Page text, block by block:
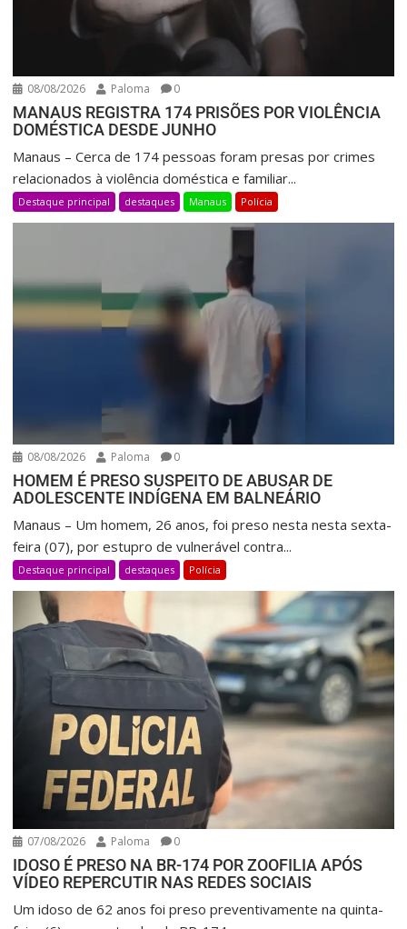
08/08/2026 Paloma 0
MANAUS REGISTRA 174 PRISÕES POR VIOLÊNCIA
DOMÉSTICA DESDE JUNHO
Manaus – Cerca de 174 pessoas foram presas por crimes
relacionados à violência doméstica e familiar...
Destaque principal destaques Manaus Polícia
08/08/2026 Paloma 0
HOMEM É PRESO SUSPEITO DE ABUSAR DE
ADOLESCENTE INDÍGENA EM BALNEÁRIO
Manaus – Um homem, 26 anos, foi preso nesta nesta sexta-
feira (07), por estupro de vulnerável contra...
Destaque principal destaques Polícia
07/08/2026 Paloma 0
IDOSO É PRESO NA BR-174 POR ZOOFILIA APÓS
VÍDEO REPERCUTIR NAS REDES SOCIAIS
Um idoso de 62 anos foi preso preventivamente na quinta-